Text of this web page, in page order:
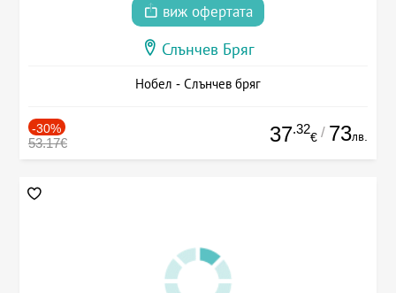
виж офертата
Слънчев Бряг
Нобел - Слънчев бряг
-30%
53.17€ 37.32
€ / 73лв.